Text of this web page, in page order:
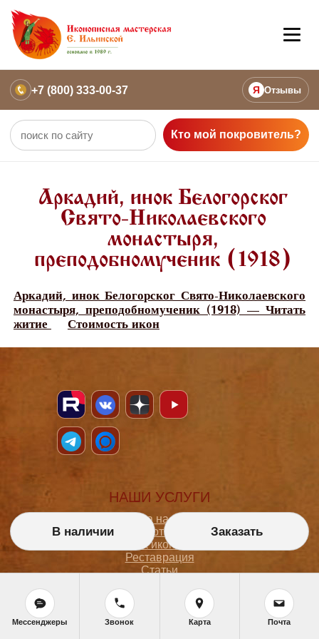
+7 (800) 333-00-37 Я Отзывы
Кто мой покровитель?
Аркадий, инок Белогорског
Свято-Николаевского
монастыря,
преподобномученик (1918)
Аркадий, инок Белогорског Свято-Николаевского
монастыря, преподобномученик (1918) — Читать
житие
Стоимость икон
НАШИ УСЛУГИ
Икона на заказ
Магазин готовых икон
Школа иконописи
Реставрация
Статьи
ПОКУПАТЕЛЮ
В наличии Заказать
Мессенджеры Звонок Карта Почта